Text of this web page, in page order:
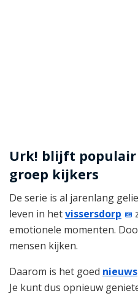
Urk! blijft
groep kijkers
De serie is al jarenlang
leven in hetvissersdorp
emotionele momenten.
mensen kijken.
Daarom is het goed nieuws
Je kunt dus opnieuw